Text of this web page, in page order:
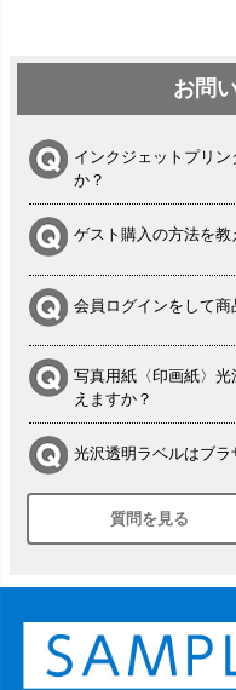
お問
インクジェットプリ
か？
ゲスト購入の方法を教
会員ログインをして
写真用紙〈印画紙〉
えますか？
光沢透明ラベルはブラ
シルバーペーパーに
は？
ーSC-P8050に対応し
塩ビのロール紙で離
質問を見る